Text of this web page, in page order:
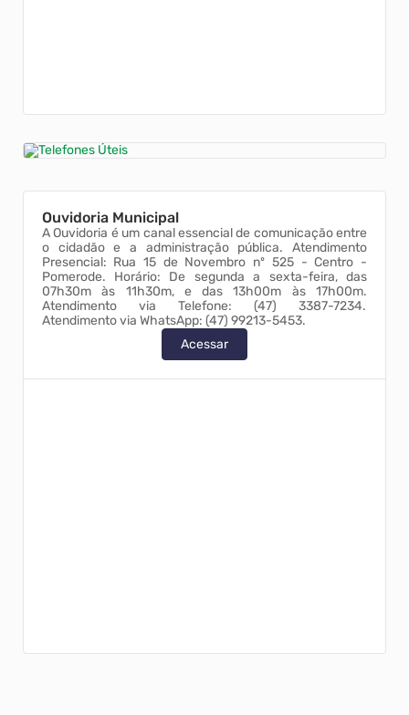
Ouvidoria Municipal
A Ouvidoria é um canal essencial de comunicação entre
o cidadão e a administração pública. Atendimento
Presencial: Rua 15 de Novembro nº 525 - Centro -
Pomerode. Horário: De segunda a sexta-feira, das
07h30m às 11h30m, e das 13h00m às 17h00m.
Atendimento via Telefone: (47) 3387-7234.
Atendimento via WhatsApp: (47) 99213-5453.
Acessar